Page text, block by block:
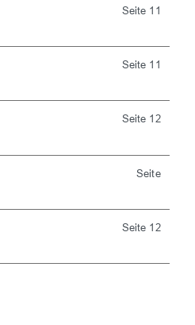
Seite 11
Seite 11
Seite 12
Seite
Seite 12